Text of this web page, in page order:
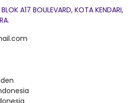
A17 BOULEVARD, KOTA KENDARI,